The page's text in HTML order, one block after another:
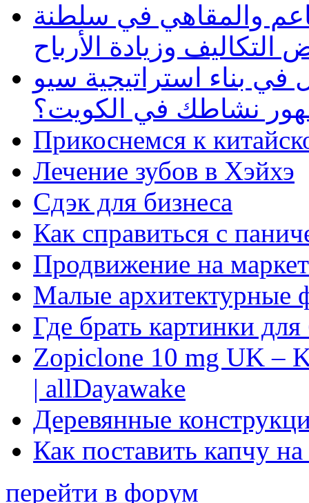
والمقاهي في سلطنة
وزيادة الأرباح
بناء استراتيجية سيو
نشاطك في الكويت؟
Прикоснемся к
Лечение зубов в Хэйхэ
Сдэк для бизнеса
Как справиться с
Продвижение на
Малые архитектурные
Где брать картинки
Zopiclone 10 mg UK –
| allDayawake
Деревянные
Как поставить капчу
перейти в форум